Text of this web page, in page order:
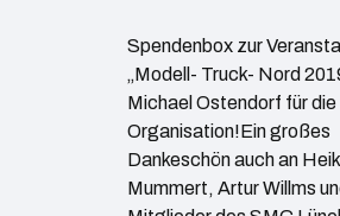
Spendenbox zur
„Modell- Truck- Nord
Michael Ostendorf für die
Organisation!Ein großes
Dankeschön auch an
Mummert, Artur Willms